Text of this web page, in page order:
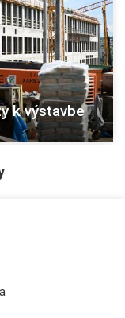
k výstavbe